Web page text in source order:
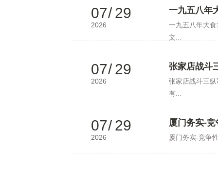
07/ 29
2026
一九五八年
一九五八年大
文...
07/ 29
2026
张家店战斗
张家店战斗三
有...
07/ 29
2026
厦门务实-
厦门务实-竞争